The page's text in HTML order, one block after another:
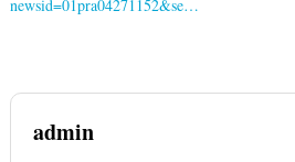
newsid=01pra04271152&se…
admin